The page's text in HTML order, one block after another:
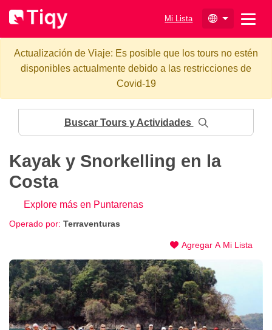
Mi Lista
Actualización de Viaje: Es posible que los tours no estén
disponibles actualmente debido a las restricciones de
Covid-19
Buscar Tours y Actividades
Kayak y Snorkelling en la
Costa
Operado por: Terraventuras
Agregar A Mi Lista
Explore más en Puntarenas